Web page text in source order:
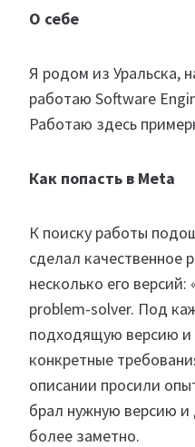
О себе
Я родом из Уральска,
работаю Software
Работаю здесь
Как попасть в Meta
К поиску работы
сделал качественное
несколько его версий:
problem-solver. Под
подходящую версию и
конкретные
описании просили
брал нужную версию
более заметно.